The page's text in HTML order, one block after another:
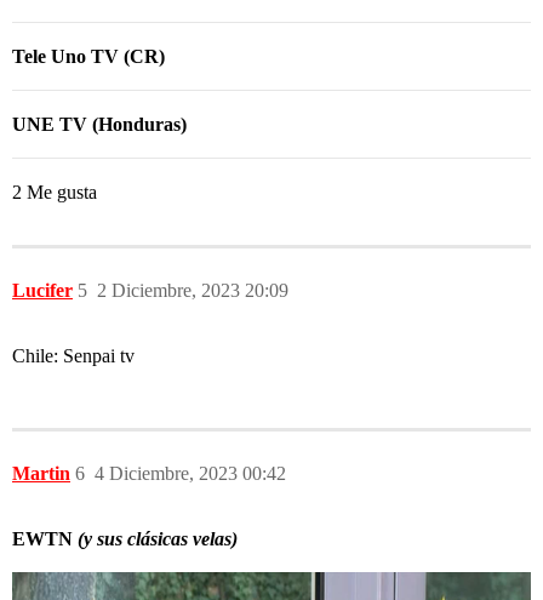
Tele Uno TV (CR)
UNE TV (Honduras)
2 Me gusta
Lucifer 2 Diciembre, 2023 20:09
5
Chile: Senpai tv
Martin 4 Diciembre, 2023 00:42
6
EWTN (y sus clásicas velas)